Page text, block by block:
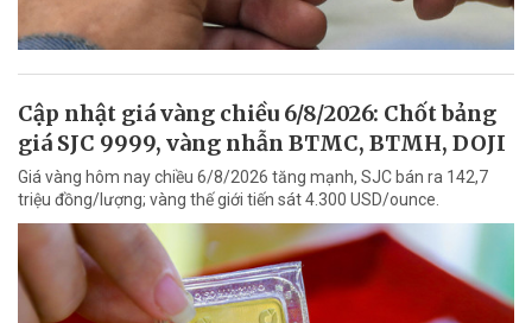
Cập nhật giá vàng chiều 6/8/2026: Chốt bảng
giá SJC 9999, vàng nhẫn BTMC, BTMH, DOJI
Giá vàng hôm nay chiều 6/8/2026 tăng mạnh, SJC bán ra 142,7
triệu đồng/lượng; vàng thế giới tiến sát 4.300 USD/ounce.